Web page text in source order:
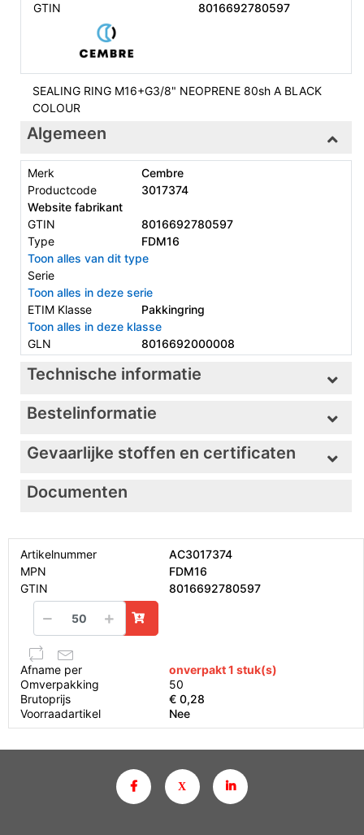
GTIN
8016692780597
SEALING RING M16+G3/8" NEOPRENE 80sh A BLACK
COLOUR
Algemeen
Merk
Cembre
Productcode
3017374
Website fabrikant
GTIN
8016692780597
Type
FDM16
Toon alles van dit type
Serie
Toon alles in deze serie
ETIM Klasse
Pakkingring
Toon alles in deze klasse
GLN
8016692000008
Technische informatie
Bestelinformatie
Gevaarlijke stoffen en certificaten
Documenten
Artikelnummer
AC3017374
MPN
FDM16
GTIN
8016692780597
Afname per
onverpakt 1 stuk(s)
Omverpakking
50
Brutoprijs
€ 0,28
Voorraadartikel
Nee